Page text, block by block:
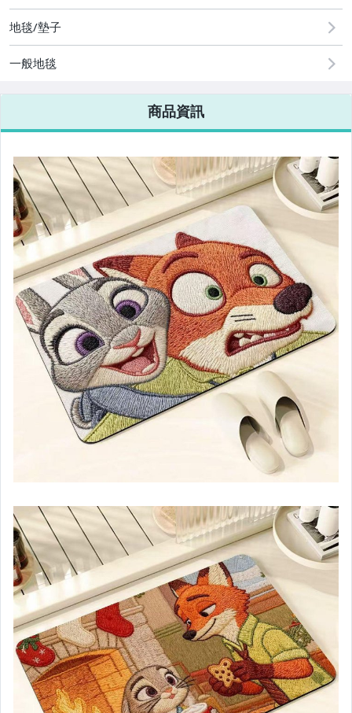
地毯/墊子
一般地毯
商品資訊